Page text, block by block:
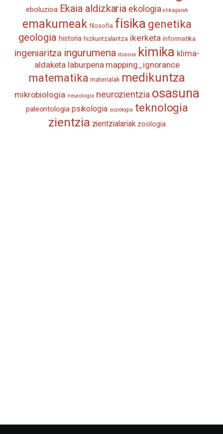
eboluzioa Ekaia aldizkaria ekologia elikagaiak
emakumeak filosofia fisika genetika
geologia historia hizkuntzalaritza ikerketa informatika
ingeniaritza ingurumena itsasoa kimika klima-
aldaketa laburpena mapping_ignorance
matematika materialak medikuntza
mikrobiologia neurologia neurozientzia osasuna
paleontologia psikologia soziologia teknologia
zientzia zientzialariak zoologia